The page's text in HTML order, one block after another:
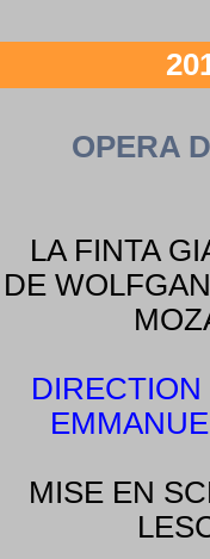
OPERA
LA FINTA
DE
MISE EN